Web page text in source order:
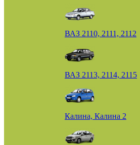
ВАЗ 2110, 2111, 2112
ВАЗ 2113, 2114, 2115
Калина, Калина 2